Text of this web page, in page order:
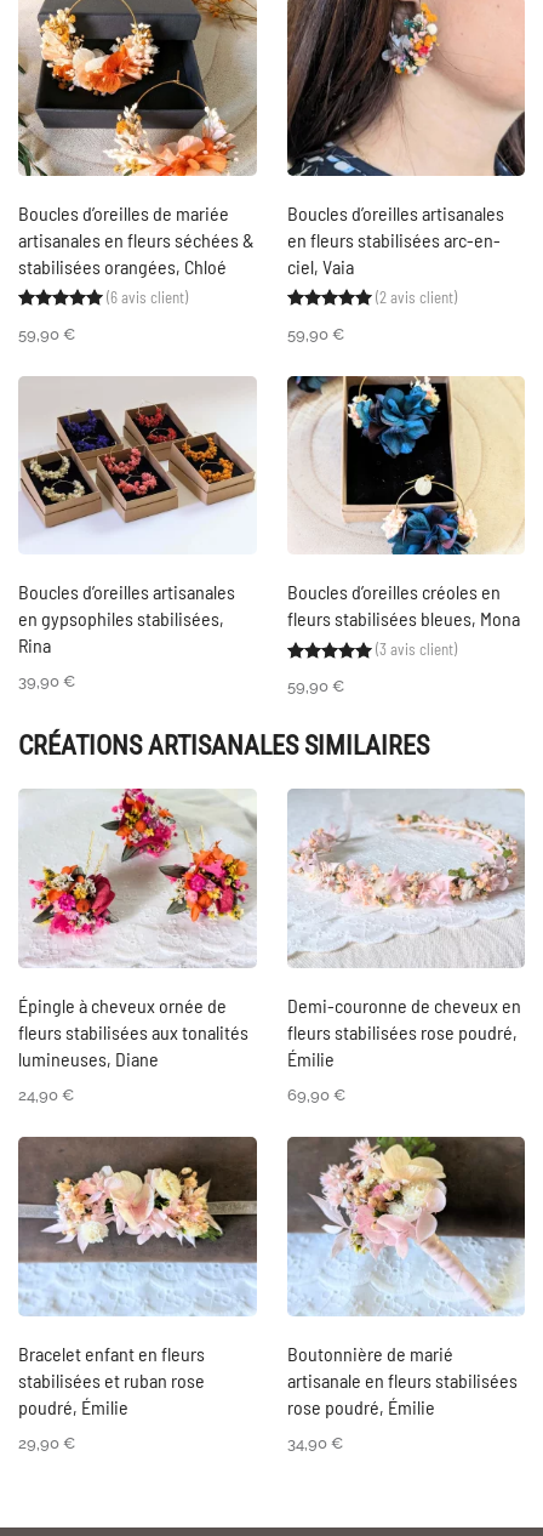
Boucles d’oreilles de mariée
artisanales en fleurs séchées &
stabilisées orangées, Chloé
Noté5.00sur 5 basé sur
6 notations client
(6avis client)
59,90 €
Boucles d’oreilles artisanales
en fleurs stabilisées arc-en-
ciel, Vaia
Noté5.00sur 5
2
(2avis client)
59,90 €
Boucles d’oreilles artisanales
en gypsophiles stabilisées,
Rina
39,90 €
Boucles d’oreilles créoles en
fleurs stabilisées bleues, Mona
Noté5.00sur 5
3
(3 avis client)
59,90 €
CRÉATIONS ARTISANALES SIMILAIRES
Épingle à cheveux ornée de
fleurs stabilisées aux tonalités
lumineuses, Diane
24,90 €
Demi-couronne de cheveux en
fleurs stabilisées rose poudré,
Émilie
69,90 €
Bracelet enfant en fleurs
stabilisées et ruban rose
poudré, Émilie
29,90 €
Boutonnière de marié
artisanale en fleurs stabilisées
rose poudré, Émilie
34,90 €